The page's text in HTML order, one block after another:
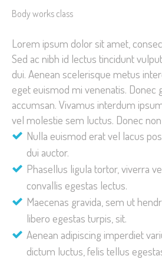
Body works class
Lorem ipsum dolor sit amet,
Sed ac nibh id lectus tincidunt
dui. Aenean scelerisque metus
eget euismod mi venenatis. Donec
accumsan. Vivamus interdum
vel molestie sem luctus. Donec
Nulla euismod erat vel lacus
dui auctor.
Phasellus ligula tortor, viverra
convallis egestas lectus.
Maecenas gravida, sem ut
libero egestas turpis, sit.
Aenean adipiscing imperdiet
dictum luctus, felis tellus